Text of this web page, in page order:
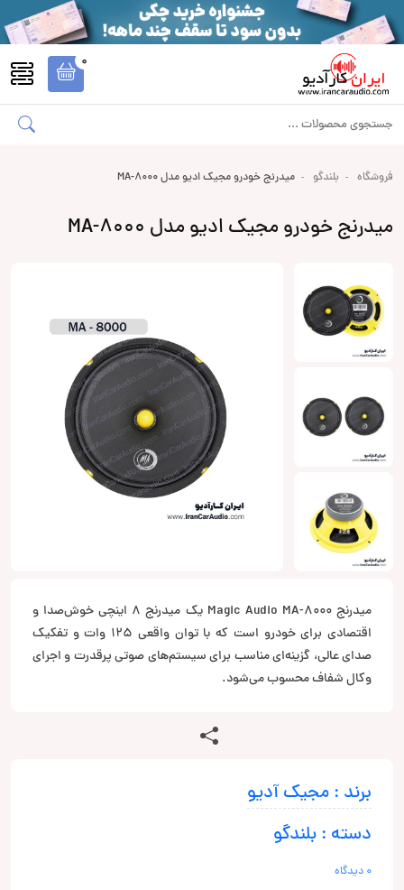
0
فروشگاه بلندگو میدرنج خودرو مجیک ادیو مدل MA-8000
میدرنج خودرو مجیک ادیو مدل MA-8000
میدرنج Magic Audio MA-8000 یک میدرنج 8 اینچی خوش‌صدا و
اقتصادی برای خودرو است که با توان واقعی 125 وات و تفکیک
صدای عالی، گزینه‌ای مناسب برای سیستم‌های صوتی پرقدرت و اجرای
وکال شفاف محسوب می‌شود.
برند : مجیک آدیو
دسته : بلندگو
0 دیدگاه